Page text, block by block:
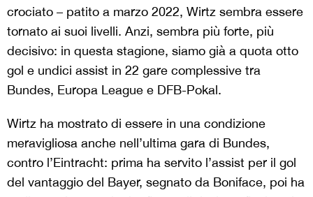
crociato – patito a marzo 2022, Wirtz sembra essere
tornato ai suoi livelli. Anzi, sembra più forte, più
decisivo: in questa stagione, siamo già a quota otto
gol e undici assist in 22 gare complessive tra
Bundes, Europa League e DFB-Pokal.
Wirtz ha mostrato di essere in una condizione
meravigliosa anche nell’ultima gara di Bundes,
contro l’Eintracht: prima ha servito l’assist per il gol
del vantaggio del Bayer, segnato da Boniface, poi ha